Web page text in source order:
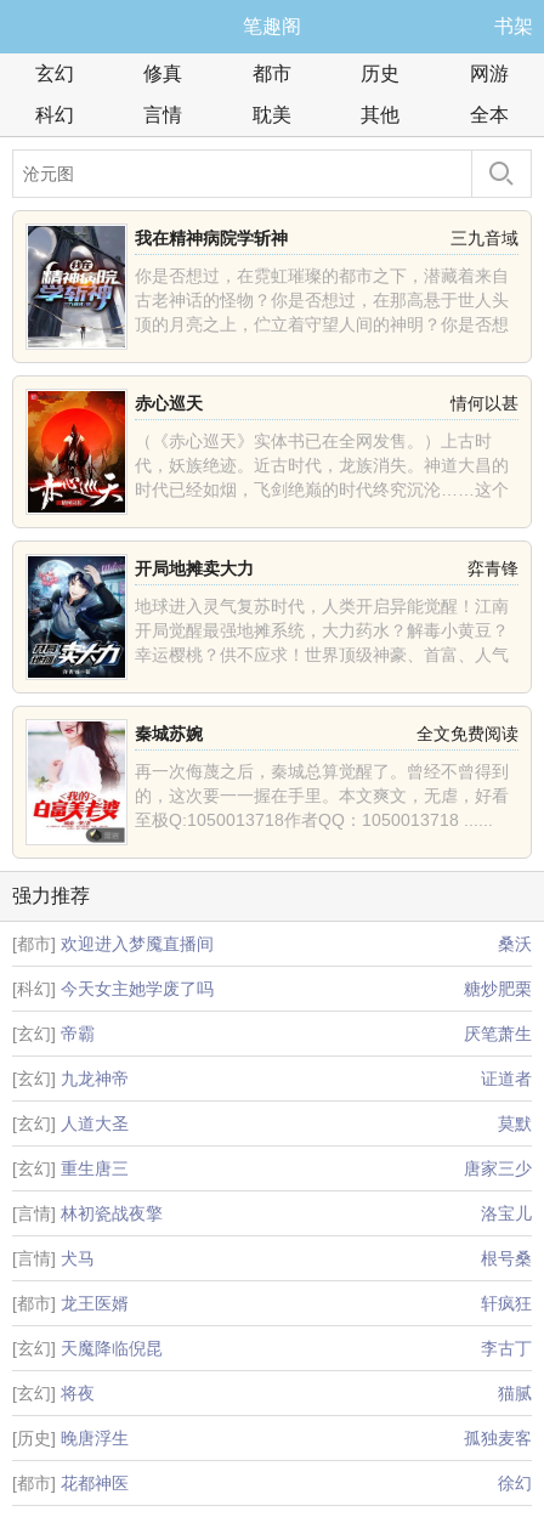
笔趣阁 书架
玄幻 修真 都市 历史
网游
科幻
言情 耽美 其他 全本
三九音域
我在精神病院学斩神
你是否想过，在霓虹璀璨的都市之下，潜藏着来自
古老神话的怪物？你是否想过，在那高悬于世人头
顶的月亮之上，伫立着守望人间的神明？你是否想
情何以甚
赤心巡天
（《赤心巡天》实体书已在全网发售。）上古时
代，妖族绝迹。近古时代，龙族消失。神道大昌的
时代已经如烟，飞剑绝巅的时代终究沉沦……这个
弈青锋
开局地摊卖大力
地球进入灵气复苏时代，人类开启异能觉醒！江南
开局觉醒最强地摊系统，大力药水？解毒小黄豆？
幸运樱桃？供不应求！世界顶级神豪、首富、人气
全文免费阅读
秦城苏婉
再一次侮蔑之后，秦城总算觉醒了。曾经不曾得到
的，这次要一一握在手里。本文爽文，无虐，好看
至极Q:1050013718作者QQ：1050013718 ......
强力推荐
[都市] 欢迎进入梦魇直播间 桑沃
[科幻] 今天女主她学废了吗 糖炒肥栗
[玄幻] 帝霸 厌笔萧生
[玄幻] 九龙神帝 证道者
[玄幻] 人道大圣 莫默
[玄幻] 重生唐三 唐家三少
[言情] 林初瓷战夜擎 洛宝儿
[言情] 犬马 根号桑
[都市] 龙王医婿 轩疯狂
[玄幻] 天魔降临倪昆 李古丁
[玄幻] 将夜 猫腻
[历史] 晚唐浮生 孤独麦客
[都市] 花都神医 徐幻